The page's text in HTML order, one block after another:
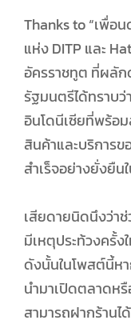
Thanks to “เพื่อ
แห่ง DITP และ
อัครราชทูต ที่ผลัก
รัฐมนตรีได้ทราบว่
อินโดนีเซียที่พร้อ
สินค้าและบริการข
สำเร็จอย่างยั่งยืน
เสียดายนิดนึงว่า
มีเหตุประท้วงครั้
ดังนั้นในโพสต์นี้ห
นำมาเปิดตลาดหรื
สามารถฝากร้านไ